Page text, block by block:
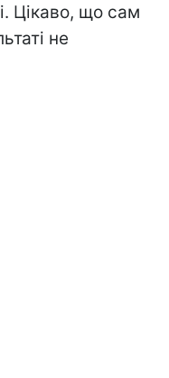
Цікаво, що сам
не